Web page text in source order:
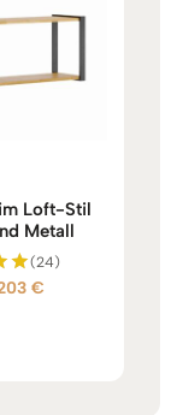
Loft-Stil
Metall
(24)
€